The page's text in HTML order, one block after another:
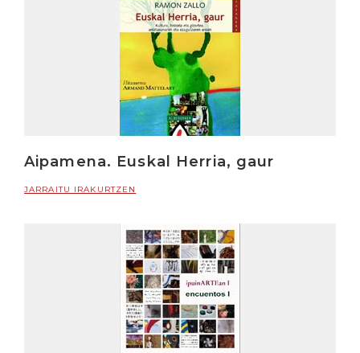
Aipamena. Euskal Herria, gaur
JARRAITU IRAKURTZEN